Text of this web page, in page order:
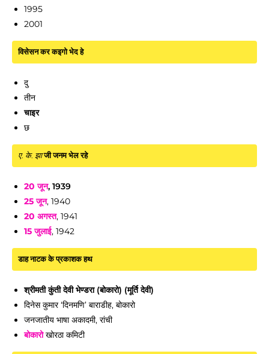
1995
2001
विसेसन कर कइगो भेद हे
दु
तीन
चाइर
छ
ए. के. झाजी जनम भेल रहे
20 जून, 1939
25 जून, 1940
20 अगस्त, 1941
15 जुलाई, 1942
डाह नाटक के प्रकाशक हथ
श्रीमती कुंती देवी भेण्डरा (बोकारो) (मूर्ति देवी)
दिनेस कुमार ‘दिनमणि’ बाराडीह, बोकारो
जनजातीय भाषा अकादमी, रांची
बोकारोखोरठा कमिटी